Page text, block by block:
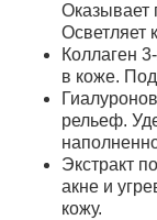
Оказывает
Осветляет
Коллаген
в коже.
рельеф.
Экстракт
акне и
кожу.